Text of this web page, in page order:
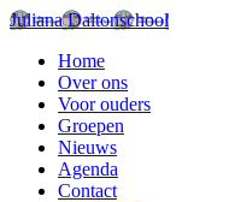
Juliana Daltonschool
Home
Over ons
Voor ouders
Groepen
Nieuws
Agenda
Contact